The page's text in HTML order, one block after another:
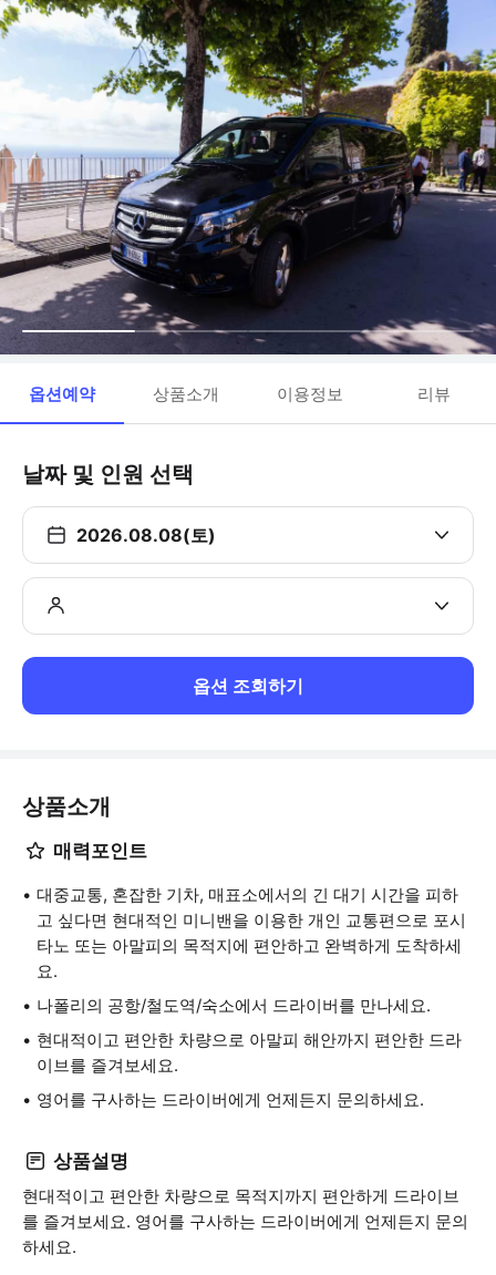
옵션예약 상품소개 이용정보 리뷰
날짜 및 인원 선택
2026.08.08(토)
옵션 조회하기
상품소개
매력포인트
대중교통, 혼잡한 기차, 매표소에서의 긴 대기 시간을 피하
고 싶다면 현대적인 미니밴을 이용한 개인 교통편으로 포시
타노 또는 아말피의 목적지에 편안하고 완벽하게 도착하세
요.
나폴리의 공항/철도역/숙소에서 드라이버를 만나세요.
현대적이고 편안한 차량으로 아말피 해안까지 편안한 드라
이브를 즐겨보세요.
영어를 구사하는 드라이버에게 언제든지 문의하세요.
상품설명
현대적이고 편안한 차량으로 목적지까지 편안하게 드라이브
를 즐겨보세요. 영어를 구사하는 드라이버에게 언제든지 문의
하세요.